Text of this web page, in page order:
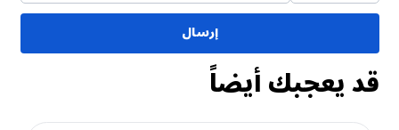
إرسال
قد يعجبك أيضاً